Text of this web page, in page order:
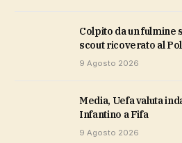
Colpito da un fulmine sul monte Livata. Giovane
scout ricoverato al
9 Agosto 2026
Media, Uefa valuta indagine su intero mandato
Infantino a Fifa
9 Agosto 2026